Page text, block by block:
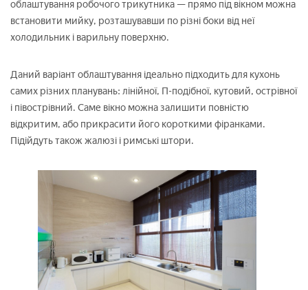
облаштування робочого трикутника — прямо під вікном можна
встановити мийку, розташувавши по різні боки від неї
холодильник і варильну поверхню.
Даний варіант облаштування ідеально підходить для кухонь
самих різних планувань: лінійної, П-подібної, кутовий, острівної
і півострівний. Саме вікно можна залишити повністю
відкритим, або прикрасити його короткими фіранками.
Підійдуть також жалюзі і римські штори.